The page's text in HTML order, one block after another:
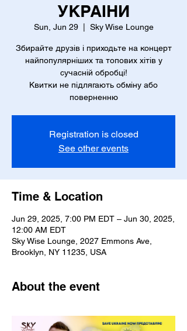
УКРАІНИ
Sun, Jun 29
  |
Sky Wise Lounge
Збирайте друзів і приходьте на концерт
найпопулярніших та топових хітів у
сучасній обробці!
Квитки не підлягають обміну або
поверненню
Registration is closed
See other events
Time & Location
Jun 29, 2025, 7:00 PM EDT – Jun 30, 2025,
12:00 AM EDT
Sky Wise Lounge, 2027 Emmons Ave,
Brooklyn, NY 11235, USA
About the event